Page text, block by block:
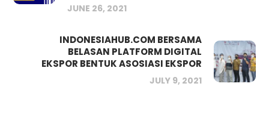
JUNE 26, 2021
INDONESIAHUB.COM BERSAMA
BELASAN PLATFORM DIGITAL
EKSPOR BENTUK ASOSIASI EKSPOR
JULY 9, 2021